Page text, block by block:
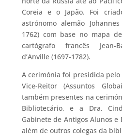
Coreia e o Japão. Foi
astrónomo alemão
1762) com base no mapa
cartógrafo francês Jean-
d’Anville (1697-1782).
A cerimónia foi presidida
Vice-Reitor (Assuntos
também presentes na
Bibliotecário, e a Dra.
Gabinete de Antigos Alunos e
além de outros colegas da